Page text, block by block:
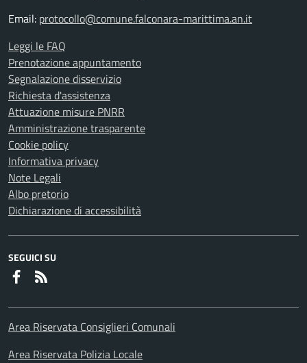
Email: protocollo@comune.falconara-marittima.an.it
Leggi le FAQ
Prenotazione appuntamento
Segnalazione disservizio
Richiesta d'assistenza
Attuazione misure PNRR
Amministrazione trasparente
Cookie policy
Informativa privacy
Note Legali
Albo pretorio
Dichiarazione di accessibilità
SEGUICI SU
Faceboook
Area Riservata Consiglieri Comunali
Area Riservata Polizia Locale